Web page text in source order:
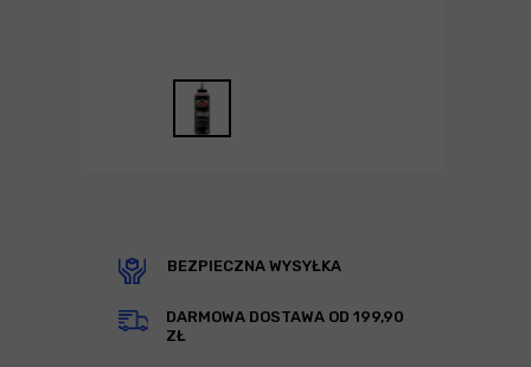
BEZPIECZNA WYSYŁKA
DARMOWA DOSTAWA OD 199,90
ZŁ